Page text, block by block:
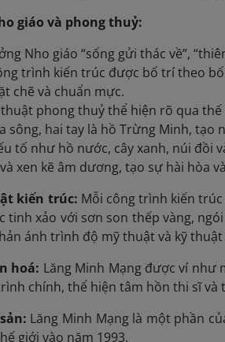
giáo và phong thuỷ:
Nho giáo “sống gửi thác về”,
trình kiến trúc được bố trí theo
chẽ và chuẩn mực.
phong thuỷ thể hiện rõ qua thế
sông, hai tay là hồ Trừng Minh,
tố như hồ nước, cây xanh, núi đồi
xen kẽ âm dương, tạo sự hài hòa
kiến trúc: Mỗi công trình kiến
tinh xảo với sơn son thếp vàng,
ánh trình độ mỹ thuật và kỹ
hoá: Lăng Minh Mạng được ví
chính, thể hiện tâm hồn thi sĩ và
Lăng Minh Mạng là một phần
giới vào năm 1993.